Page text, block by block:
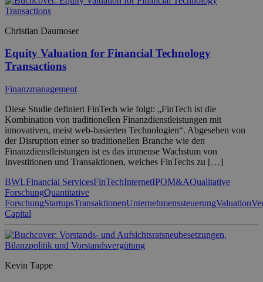
Christian Daumoser
Equity Valuation for Financial Technology
Transactions
Finanzmanagement
Diese Studie definiert FinTech wie folgt: „FinTech ist die
Kombination von traditionellen Finanzdienstleistungen mit
innovativen, meist web-basierten Technologien“. Abgesehen von
der Disruption einer so traditionellen Branche wie den
Finanzdienstleistungen ist es das immense Wachstum von
Investitionen und Transaktionen, welches FinTechs zu […]
BWLFinancial ServicesFinTechInternetIPOM&AQualitative
ForschungQuantitative
ForschungStartupsTransaktionenUnternehmenssteuerungValuation
Capital
Kevin Tappe